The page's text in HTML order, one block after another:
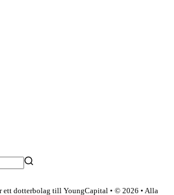
ett dotterbolag till YoungCapital • © 2026 • Alla